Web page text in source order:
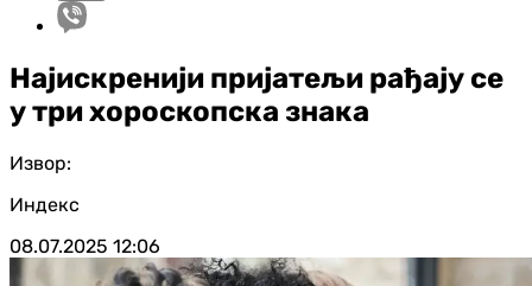
Најискренији пријатељи рађају се
у три хороскопска знака
Извор:
Индекс
08.07.2025 12:06